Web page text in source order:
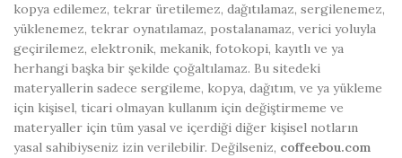
kopya edilemez, tekrar üretilemez, dağıtılamaz, sergilenemez,
yüklenemez, tekrar oynatılamaz, postalanamaz, verici yoluyla
geçirilemez, elektronik, mekanik, fotokopi, kayıtlı ve ya
herhangi başka bir şekilde çoğaltılamaz. Bu sitedeki
materyallerin sadece sergileme, kopya, dağıtım, ve ya yükleme
için kişisel, ticari olmayan kullanım için değiştirmeme ve
materyaller için tüm yasal ve içerdiği diğer kişisel notların
yasal sahibiyseniz izin verilebilir. Değilseniz, coffeebou.com